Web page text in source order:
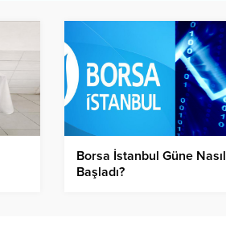
Borsa İstanbul Güne Nasıl
Başladı?